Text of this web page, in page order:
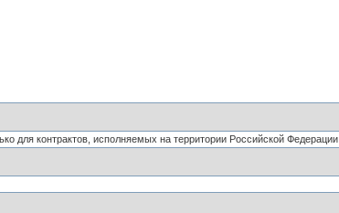
для контрактов, исполняемых на территории Российской Федерации